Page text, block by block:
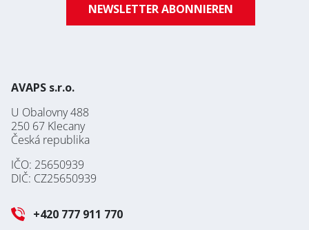
NEWSLETTER ABONNIEREN
AVAPS s.r.o.
U Obalovny 488
250 67 Klecany
Česká republika
IČO: 25650939
DIČ: CZ25650939
+420 777 911 770